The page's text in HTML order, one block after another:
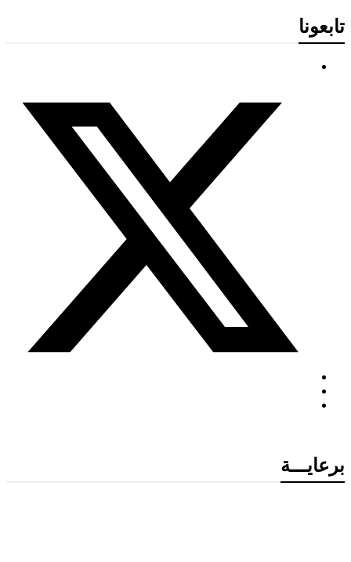
تابعونا
برعايـــة